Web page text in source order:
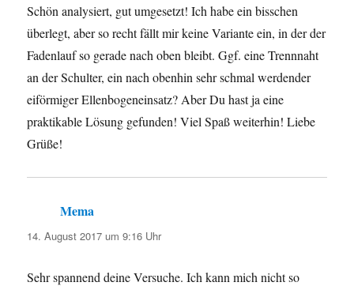
Schön analysiert, gut umgesetzt! Ich habe ein bisschen
überlegt, aber so recht fällt mir keine Variante ein, in der der
Fadenlauf so gerade nach oben bleibt. Ggf. eine Trennnaht
an der Schulter, ein nach obenhin sehr schmal werdender
eiförmiger Ellenbogeneinsatz? Aber Du hast ja eine
praktikable Lösung gefunden! Viel Spaß weiterhin! Liebe
Grüße!
Mema
14. August 2017 um 9:16 Uhr
Sehr spannend deine Versuche. Ich kann mich nicht so